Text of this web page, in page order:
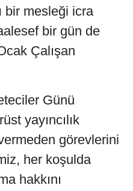
bir mesleği icra
bir gün de
Çalışan
Günü
yayıncılık
görevlerini
her koşulda
hakkını